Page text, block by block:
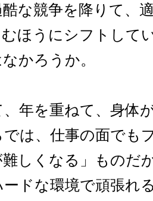
な競争を降りて、
ほうにシフトして
かろうか。
年を重ねて、身体
は、仕事の面でも
しくなる」ものだ
ドな環境で頑張れ